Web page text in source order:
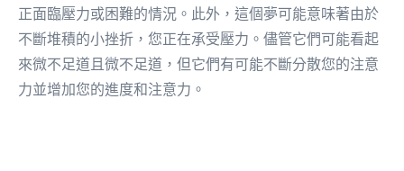
正面臨壓力或困難的情況。此外，這個夢可能意味著由於
不斷堆積的小挫折，您正在承受壓力。儘管它們可能看起
來微不足道且微不足道，但它們有可能不斷分散您的注意
力並增加您的進度和注意力。